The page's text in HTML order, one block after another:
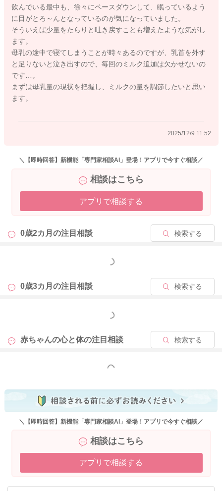
飲んでいる最中も、徐々にペースダウンして、眠っているよう
に目がとろ～んとなっているのが気になっていました。
そういえば少量をたらりと吐き戻すことも増えたような気がし
ます。
母乳の途中で寝てしまうことが時々あるのですが、乳首を外す
と足りないと泣き出すので、毎回のミルク追加は欠かせないの
です…。
まずは母乳量の現状を把握し、ミルクの量を調節したいと思い
ます。
2025/12/9 11:52
＼【即時回答】新機能「専門家相談AI」登場！アプリで今すぐ相談／
相談はこちら
アプリで相談する
0歳2カ月の注目相談 検索する
もっと見る
0歳3カ月の注目相談 検索する
もっと見る
赤ちゃんの心と体の注目相談 検索する
もっと見る
＼【即時回答】新機能「専門家相談AI」登場！アプリで今すぐ相談／
相談はこちら
アプリで相談する